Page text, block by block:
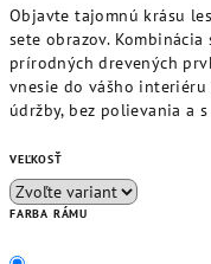
Objavte tajomnú krásu
sete obrazov.
prírodných drevených
vnesie do vášho
údržby, bez polievania a
VEĽKOSŤ
FARBA RÁMU